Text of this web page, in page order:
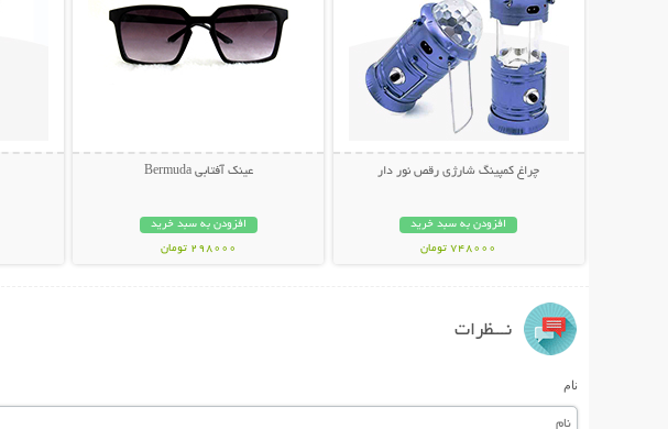
چراغ کمپینگ شارژی رقص نور دار
افزودن به سبد خرید
748000 تومان
عینک آفتابی Bermuda
افزودن به سبد خرید
298000 تومان
نـــظرات
نام